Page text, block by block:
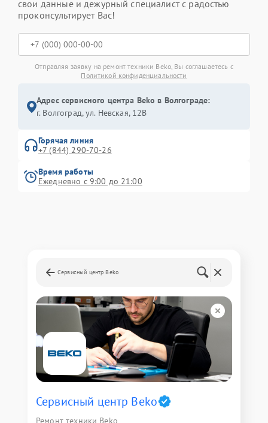
свои данные и дежурный специалист с радостью
проконсультирует Вас!
Отправляя заявку на ремонт техники Beko, Вы соглашаетесь с
Политикой конфиденциальности
Адрес сервисного центра Beko в Волгограде:
г. Волгоград, ул. Невская, 12В
Горячая линия
+7 (844) 290-70-26
Время работы
Ежедневно с 9:00 до 21:00
Сервисный центр Beko
Сервисный центр Beko
Ремонт техники Beko